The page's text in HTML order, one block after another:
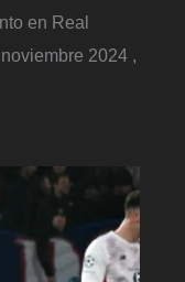
en Real
2024 ,